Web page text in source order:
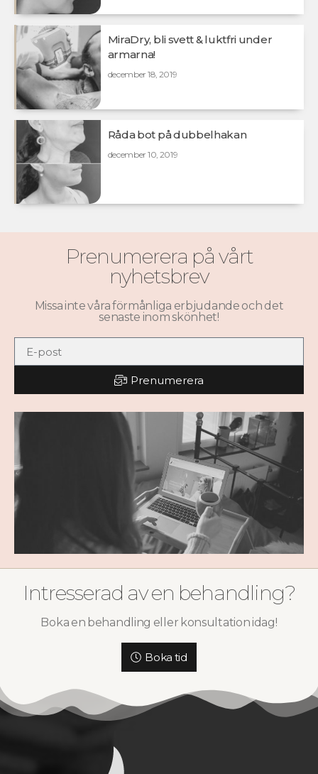
MiraDry, bli svett & luktfri under
armarna!
december 18, 2019
Råda bot på dubbelhakan
december 10, 2019
Prenumerera på vårt
nyhetsbrev
Missa inte våra förmånliga erbjudande och det
senaste inom skönhet!
Prenumerera
Intresserad av en behandling?
Boka en behandling eller konsultation idag!
Boka tid